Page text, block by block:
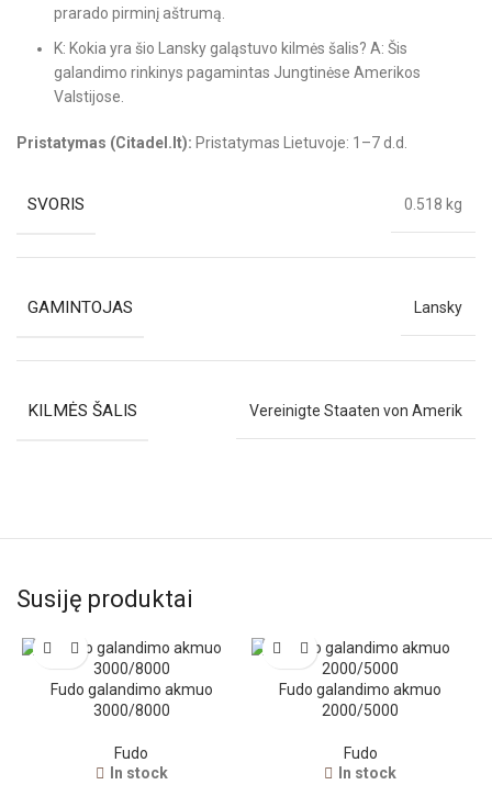
prarado pirminį aštrumą.
K: Kokia yra šio Lansky galąstuvo kilmės šalis? A: Šis
galandimo rinkinys pagamintas Jungtinėse Amerikos
Valstijose.
Pristatymas (Citadel.lt): Pristatymas Lietuvoje: 1–7 d.d.
SVORIS 0.518 kg
GAMINTOJAS Lansky
KILMĖS ŠALIS Vereinigte Staaten von Amerik
Susiję produktai
Fudo galandimo akmuo
3000/8000
Fudo
In stock
Fudo galandimo akmuo
2000/5000
Fudo
In stock